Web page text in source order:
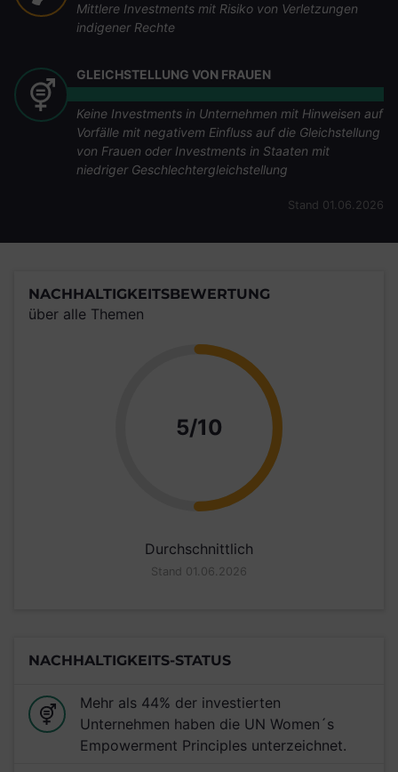
Mittlere Investments mit Risiko von Verletzungen
indigener Rechte
GLEICHSTELLUNG VON FRAUEN
Keine Investments in Unternehmen mit Hinweisen auf
Vorfälle mit negativem Einfluss auf die Gleichstellung
von Frauen oder Investments in Staaten mit
niedriger Geschlechtergleichstellung
Stand 01.06.2026
NACHHALTIGKEITSBEWERTUNG
über alle Themen
5/10 Punkte
Durchschnittlich
Stand 01.06.2026
NACHHALTIGKEITS-STATUS
Mehr als 44% der investierten
Unternehmen haben die UN Women´s
Empowerment Principles unterzeichnet.